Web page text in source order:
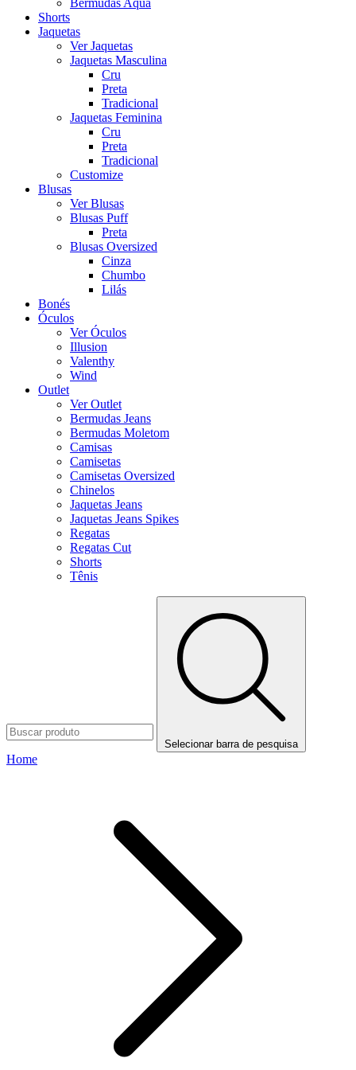
Bermudas Aqua
Shorts
Jaquetas
Ver Jaquetas
Jaquetas Masculina
Cru
Preta
Tradicional
Jaquetas Feminina
Cru
Preta
Tradicional
Customize
Blusas
Ver Blusas
Blusas Puff
Preta
Blusas Oversized
Cinza
Chumbo
Lilás
Bonés
Óculos
Ver Óculos
Illusion
Valenthy
Wind
Outlet
Ver Outlet
Bermudas Jeans
Bermudas Moletom
Camisas
Camisetas
Camisetas Oversized
Chinelos
Jaquetas Jeans
Jaquetas Jeans Spikes
Regatas
Regatas Cut
Shorts
Tênis
Selecionar barra de pesquisa
Home